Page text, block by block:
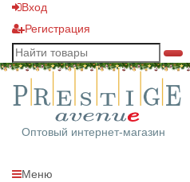
Вход
Регистрация
Оптовый интернет-магазин
Меню